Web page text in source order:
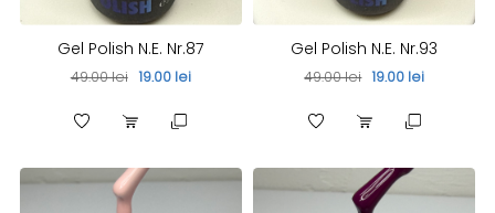
Gel Polish N.E. Nr.87
49.00 lei 19.00 lei
Gel Polish N.E. Nr.93
49.00 lei 19.00 lei